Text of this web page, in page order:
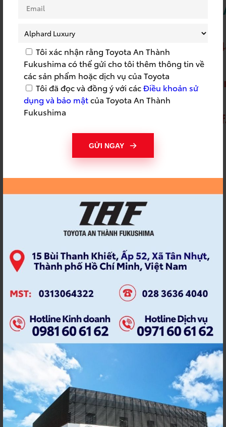
Tôi xác nhận rằng Toyota An Thành
Fukushima có thể gửi cho tôi thêm thông tin về
các sản phẩm hoặc dịch vụ của Toyota
Tôi đã đọc và đồng ý với cácĐiều khoản sử
dụng và bảo mậtcủa Toyota An Thành
Fukushima
GỬI NGAY
https://www.youtube.com/c/
Zalo OA:
https://zalo.me/
Fanpage Facebook:
https://www.facebook.com/
Tiktok:
https://www.tiktok.com/
_t=ZS-8wYcHx7G4XZ&_r=1
Địa chỉ: Toyota An Thành Fukushima
15 Bùi Thanh Khiết, KP.3, Xã Tân
Nhựt, TP.HCM, Việt Nam
TOYOTA TOYOTA AN THÀNH
TOYOTA AN THANH FUKUSHIMA TOYOTA KHUYẾN MÃI
Các bài viết nổi bật
Tuyển dụng Toyota: LÀM “XEO” Ô
Tuyển dụng Toyota An Thành
Fukushima tháng 7.2026
19 June, 2024